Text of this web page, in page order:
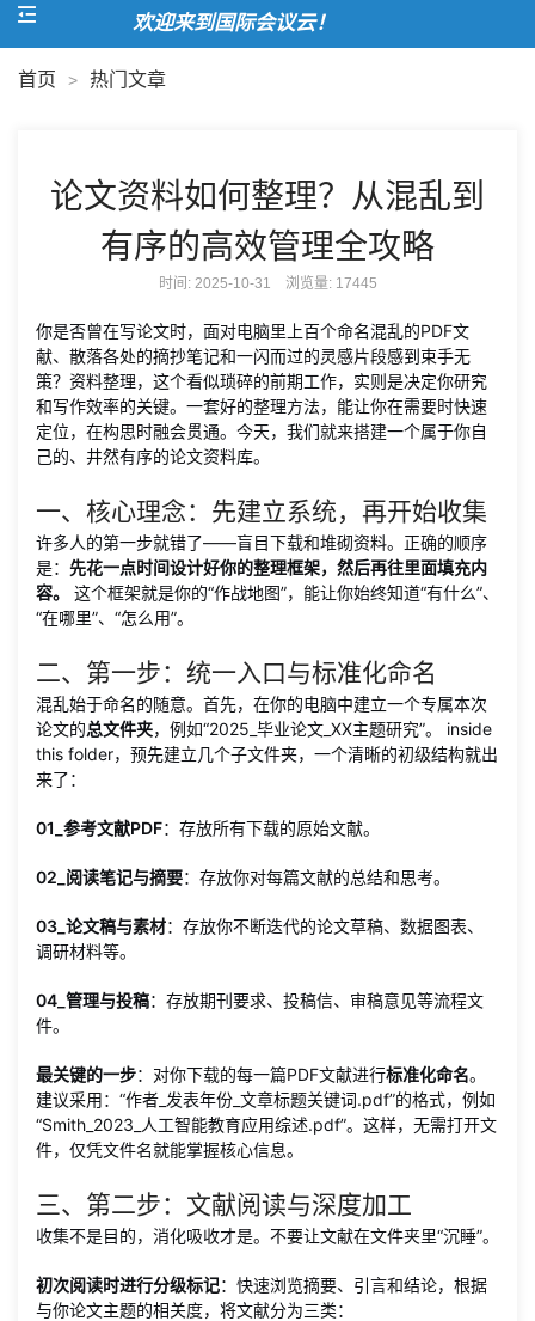
欢迎来到国际会议云！
首页 > 热门文章
论文资料如何整理？从混乱到
有序的高效管理全攻略
时间: 2025-10-31 浏览量: 17445
你是否曾在写论文时，面对电脑里上百个命名混乱的PDF文
献、散落各处的摘抄笔记和一闪而过的灵感片段感到束手无
策？资料整理，这个看似琐碎的前期工作，实则是决定你研究
和写作效率的关键。一套好的整理方法，能让你在需要时快速
定位，在构思时融会贯通。今天，我们就来搭建一个属于你自
己的、井然有序的论文资料库。
一、核心理念：先建立系统，再开始收集
许多人的第一步就错了——盲目下载和堆砌资料。正确的顺序
是： 先花一点时间设计好你的整理框架，然后再往里面填充内
容。
这个框架就是你的“作战地图”，能让你始终知道“有什么”、
“在哪里”、“怎么用”。
二、第一步：统一入口与标准化命名
混乱始于命名的随意。首先，在你的电脑中建立一个专属本次
论文的总文件夹，例如“2025_毕业论文_XX主题研究”。 inside
this folder，预先建立几个子文件夹，一个清晰的初级结构就出
来了：
01_参考文献PDF：存放所有下载的原始文献。
02_阅读笔记与摘要：存放你对每篇文献的总结和思考。
03_论文稿与素材：存放你不断迭代的论文草稿、数据图表、
调研材料等。
04_管理与投稿：存放期刊要求、投稿信、审稿意见等流程文
件。
最关键的一步：对你下载的每一篇PDF文献进行标准化命名。
建议采用：“作者_发表年份_文章标题关键词.pdf”的格式，例如
“Smith_2023_人工智能教育应用综述.pdf”。这样，无需打开文
件，仅凭文件名就能掌握核心信息。
三、第二步：文献阅读与深度加工
收集不是目的，消化吸收才是。不要让文献在文件夹里“沉睡”。
初次阅读时进行分级标记：快速浏览摘要、引言和结论，根据
与你论文主题的相关度，将文献分为三类：